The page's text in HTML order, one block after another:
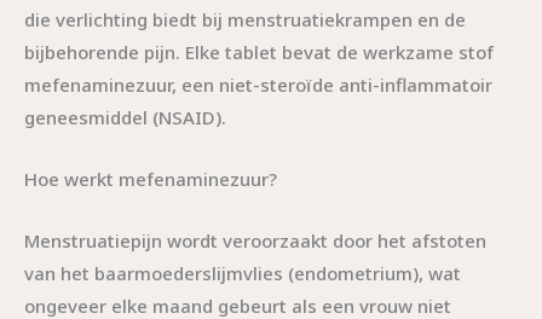
die verlichting biedt bij menstruatiekrampen en de
bijbehorende pijn. Elke tablet bevat de werkzame stof
mefenaminezuur, een niet-steroïde anti-inflammatoir
geneesmiddel (NSAID).
Hoe werkt mefenaminezuur?
Menstruatiepijn wordt veroorzaakt door het afstoten
van het baarmoederslijmvlies (endometrium), wat
ongeveer elke maand gebeurt als een vrouw niet